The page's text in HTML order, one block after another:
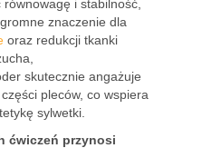
i stabilność,
znaczenie dla
oraz redukcji tkanki
skutecznie angażuje
pleców, co wspiera
sylwetki.
ćwiczeń przynosi